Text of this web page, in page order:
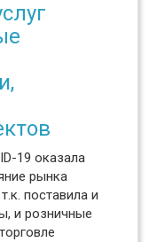
19 оказала
рынка
поставила и
и розничные